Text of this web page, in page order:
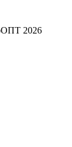
2026